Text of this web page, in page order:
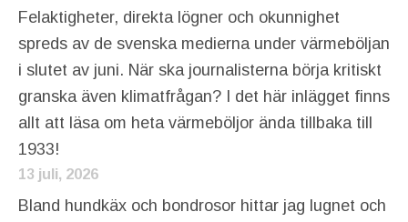
Felaktigheter, direkta lögner och okunnighet
spreds av de svenska medierna under värmeböljan
i slutet av juni. När ska journalisterna börja kritiskt
granska även klimatfrågan? I det här inlägget finns
allt att läsa om heta värmeböljor ända tillbaka till
1933!
13 juli, 2026
Bland hundkäx och bondrosor hittar jag lugnet och